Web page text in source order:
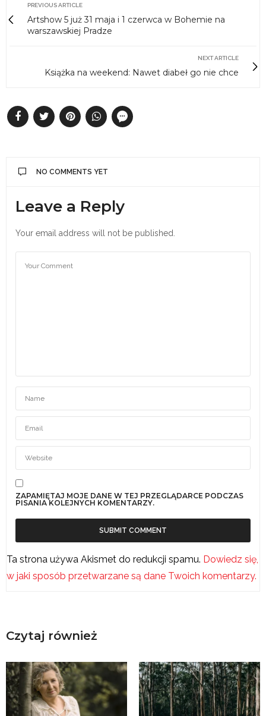
PREVIOUS ARTICLE
Artshow 5 już 31 maja i 1 czerwca w Bohemie na
warszawskiej Pradze
NEXT ARTICLE
Książka na weekend: Nawet diabeł go nie chce
NO COMMENTS YET
Leave a Reply
Your email address will not be published.
ZAPAMIĘTAJ MOJE DANE W TEJ PRZEGLĄDARCE PODCZAS
PISANIA KOLEJNYCH KOMENTARZY.
Ta strona używa Akismet do redukcji spamu. Dowiedz się,
w jaki sposób przetwarzane są dane Twoich komentarzy.
Czytaj również